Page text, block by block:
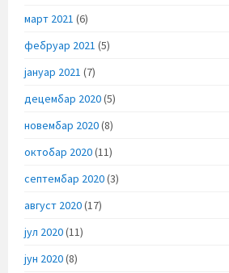
март 2021 (6)
фебруар 2021 (5)
јануар 2021 (7)
децембар 2020(5)
новембар 2020(8)
октобар 2020(11)
септембар 2020(3)
август 2020(17)
јул 2020(11)
јун 2020(8)